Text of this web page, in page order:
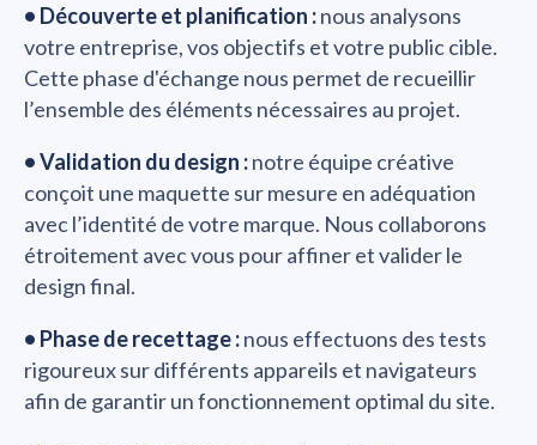
• Découverte et planification :nous analysons
votre entreprise, vos objectifs et votre public cible.
Cette phase d'échange nous permet de recueillir
l’ensemble des éléments nécessaires au projet.
• Validation du design :notre équipe créative
conçoit une maquette sur mesure en adéquation
avec l’identité de votre marque. Nous collaborons
étroitement avec vous pour affiner et valider le
design final.
• Phase de recettage :nous effectuons des tests
rigoureux sur différents appareils et navigateurs
afin de garantir un fonctionnement optimal du site.